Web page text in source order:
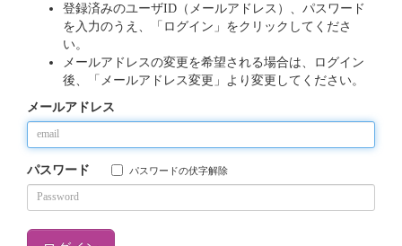
登録済みのユーザID（メールアドレス）、パスワード
を入力のうえ、「ログイン」をクリックしてくださ
い。
メールアドレスの変更を希望される場合は、ログイン
後、「メールアドレス変更」より変更してください。
メールアドレス
パスワード パスワードの伏字解除